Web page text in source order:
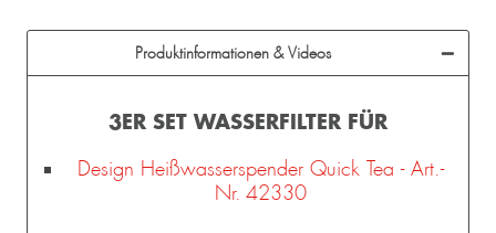
Produktinformationen & Videos
3ER SET WASSERFILTER FÜR
Design Heißwasserspender Quick Tea - Art.-
Nr. 42330